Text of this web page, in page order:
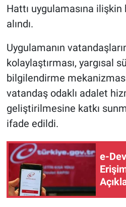
Hattı uygulamasına ilişkin
alındı.
Uygulamanın
kolaylaştırması, yargısal
bilgilendirme
vatandaş odaklı adalet
geliştirilmesine katkı
ifade edildi.
e-